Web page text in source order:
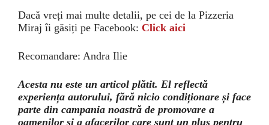
Dacă vreți mai multe detalii, pe cei de la Pizzeria
Miraj îi găsiți pe Facebook: Click aici
Recomandare: Andra Ilie
Acesta nu este un articol plătit. El reflectă
experiența autorului, fără nicio condiționare și face
parte din campania noastră de promovare a
oamenilor și a afacerilor care sunt un plus pentru